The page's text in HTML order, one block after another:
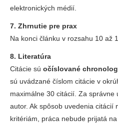
elektronických médií.
7. Zhrnutie pre prax
Na konci článku v rozsahu 10 až
8. Literatúra
Citácie sú očíslované
sú uvádzané číslom citácie v
maximálne 30 citácií. Za správne
autor. Ak spôsob uvedenia citácií
kritériám, práca nebude prijatá na